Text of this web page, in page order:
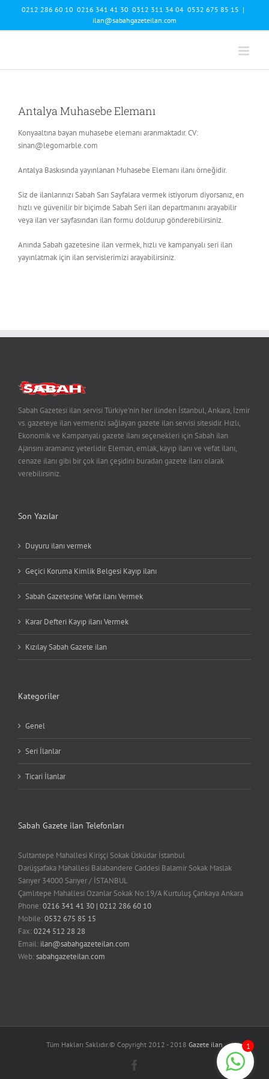
content
0212 286 60 10 0216 341 41 30 0312 311 34 04 0532 675 85 15 |
ilan@sabahgazeteilan.com
Antalya Muhasebe Elemanı
Konyaaltına bayan muhasebe elemanı aranmaktadır. CV:
sinan@legomarble.com
Antalya Baskısında yayınlanan Muhasebe Elemanı ilanı örneğidir.
Siz de ilanlarınızı Sabah Sarı Sayfalara vermek istiyorum diyorsanız, en
hızlı ve güvenilir bir biçimde Sabah Seri ilan departmanını arayabilir
veya ilan ver sayfasından ilan formu doldurup gönderebilirsiniz.
Anında Sabah gazetesine ilan vermek, hızlı ve kampanyalı seri ilan
yayınlatmak için ilan servislerimizi arayabilirsiniz.
Sabah Gazetesi ilan servisi Türkiye'nin her ilinden İstanbul, Ankara, İzmir
vs. gazeteye ilan vermenizi sağlayan gazete ilan servisi sitesidir. Hızlı,
Ekonomik ve Kampanyalı gazete ilanı seçenekleri için Sabah ilan
Ajansını aramanız yeterlidir. Eleman, emlak, kayıp ilanı ve vefat ilanı,
cenaze ilanı gibi bir çok ilan çeşidini buradan gazete ilanı olarak
verebilirsiniz.
Son Yazılar
Duyuru ilanı vermek
Geçici Koruma Kimlik Belgesi Kayıp ilanı
Sabah Gazetesine Vefat ilanı Vermek
Karar Defteri Kayıp ilanı Vermek
Kızılay Sabah Gazete ilan
Kategoriler
Genel
Seri İlanlar
Ticari İlanlar
Sabah Gazete ilan Telefonları
Sultantepe Mahallesi Kirişçi Sokak Üsküdar İstanbul
Darüşşafaka Mahallesi Balabandere Caddesi Balamir Sokak Maslak
Sarıyer 34000 Sarıyer / İSTANBUL
Çamlıtepe Mahallesi Ozanlar Sokak No:19/A Kurtuluş Çankaya Ankara
Phone:0216 341 41 30 | 0212 286 60 10
Mobile:0532 675 85 15
Fax:0224 512 28 28
Email: ilan@sabahgazeteilan.com
Web:sabahgazeteilan.com
Tüm Hakları Saklıdır.© Copyright 2012 - 2018 Gazete ilan 1